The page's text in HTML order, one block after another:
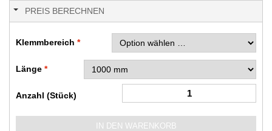
PREIS BERECHNEN
Klemmbereich
Länge
Anzahl (Stück)
IN DEN WARENKORB